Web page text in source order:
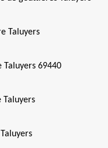
Taluyers
69440
Taluyers